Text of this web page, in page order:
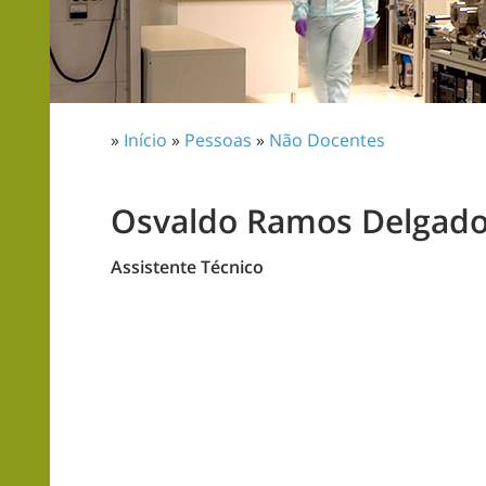
» Início » Pessoas » Não Docentes
Osvaldo Ramos
Assistente Técnico